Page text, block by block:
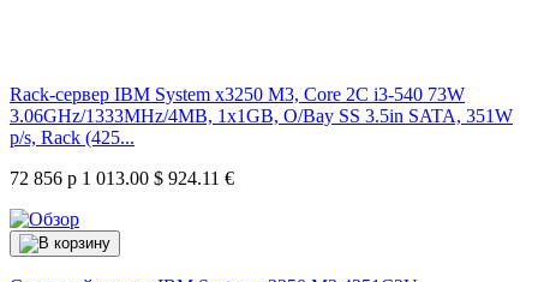
Rack-сервер IBM System x3250 M3, Core 2C i3-540 73W
3.06GHz/1333MHz/4MB, 1x1GB, O/Bay SS 3.5in SATA, 351W
p/s, Rack (425...
72 856 р 1 013.00 $ 924.11 €